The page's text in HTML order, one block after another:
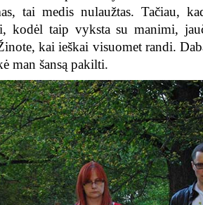
tai medis nulaužtas. Tačiau,
kodėl taip vyksta su manimi,
kai ieškai visuomet randi.
man šansą pakilti.